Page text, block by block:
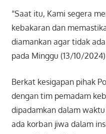
“Saat itu, Kami segera
kebakaran dan
diamankan agar tidak
pada Minggu (13/10/2024)
Berkat kesigapan pihak
dengan tim pemadam
dipadamkan dalam
ada korban jiwa dalam